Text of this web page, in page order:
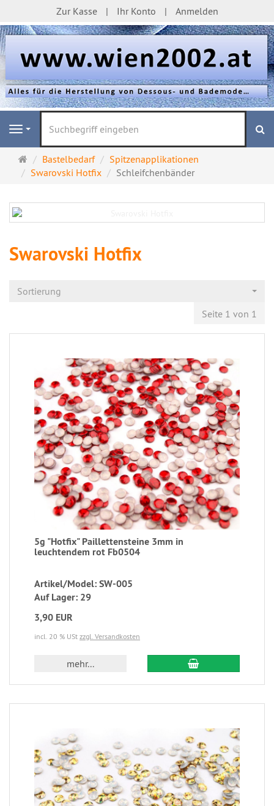
Zur Kasse Ihr Konto Anmelden
Navigation
Startseite
Bastelbedarf
Spitzenapplikationen
Swarovski Hotfix
Schleifchenbänder
Swarovski Hotfix
Sortierung
Seite 1 von 1
5g "Hotfix" Paillettensteine 3mm in
leuchtendem rot Fb0504
Artikel/Model: SW-005
Auf Lager: 29
3,90 EUR
incl. 20 % USt zzgl. Versandkosten
mehr...